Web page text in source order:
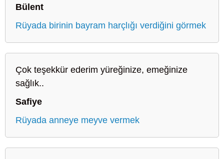
Bülent
Rüyada birinin bayram harçlığı verdiğini görmek
Çok teşekkür ederim yüreğinize, emeğinize
sağlık..
Safiye
Rüyada anneye meyve vermek